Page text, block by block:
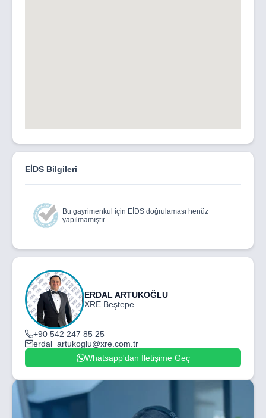
EİDS Bilgileri
Bu gayrimenkul için EİDS doğrulaması henüz
yapılmamıştır.
ERDAL ARTUKOĞLU
XRE Beştepe
+90 542 247 85 25
erdal_artukoglu@xre.com.tr
Whatsapp'dan İletişime Geç